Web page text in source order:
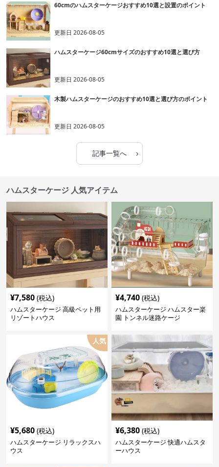
60cmのハムスターケージおすすめ10選と設置のポイント
更新日2026-08-05
ハムスターケージ60cmサイズのおすすめ10選と選び方
更新日2026-08-05
木製ハムスターケージのおすすめ10選と選び方のポイント
更新日2026-08-05
記事一覧へ ›
ハムスターケージ 人気アイテム
¥7,580 (税込)
ハムスターケージ 高級ペット用
リゾートハウス
¥4,740 (税込)
ハムスターケージ ハムスター楽
園 トンネル迷路ケージ
人気
¥5,680 (税込)
ハムスターケージ リラックスハ
ウス
¥6,380 (税込)
ハムスターケージ 快適ハムスタ
ーハウス